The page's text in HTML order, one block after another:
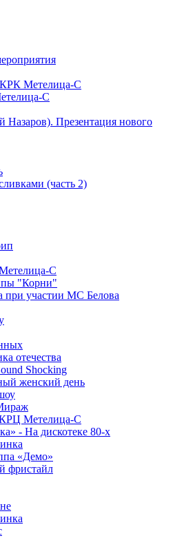
КРК Метелица-С
С
Назаров). Презентация нового
(часть 2)
С
"Корни"
при участии МС Белова
отечества
Shocking
женский день
Метелица-С
- На дискотеке 80-х
«Демо»
фристайл